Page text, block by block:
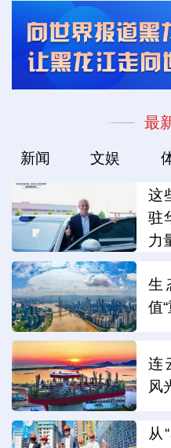
最
新闻 文娱
这
驻
力
生
值
连
风
从